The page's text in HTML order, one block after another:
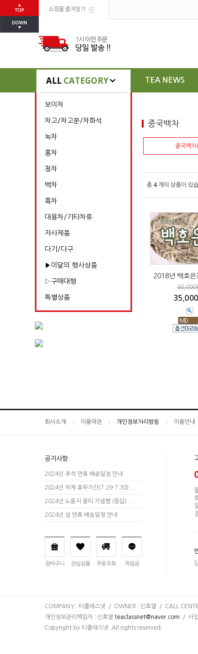
쇼핑몰 즐겨찾기
ALL CATEGORY TEA NEWS
보이차
차고/차고분/차화석
녹차
홍차
청차
백차
흑차
대용차/기타차류
자사제품
다기/다구
▶이달의 행사상품
▷구매대행
특별상품
중국백차
중국백차
총 4개의 상품이 있
2018년 백호
60,000
35,000
회사소개 이용약관 개인정보처리방침 이용안내
공지사항
2024년 추석 연휴 배송일정 안내
2024년 하계 휴무기간(7.29-7.30)...
2024년 노동지 용띠 기념병 (등답)...
2024년 설 연휴 배송일정 안내
장바구니 관심상품 주문조회 적립금
COMPANY : 티클래스넷 / OWNER : 신효열 / CALL
개인정보관리책임자 : 신효열 teaclassnet@naver.com / 사
Copyright by 티클래스넷. All rights reserved.